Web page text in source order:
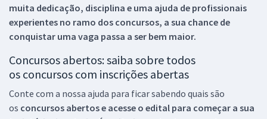
muita dedicação, disciplina e uma ajuda de profissionais
experientes no ramo dos concursos, a sua chance de
conquistar uma vaga passa a ser bem maior.
Concursos abertos: saiba sobre todos
os concursos com inscrições abertas
Conte com a nossa ajuda para ficar sabendo quais são
os concursos abertos e acesse o edital para começar a sua